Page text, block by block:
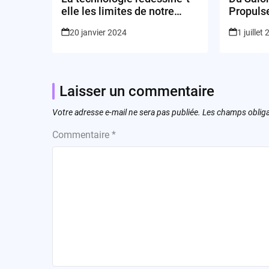
elle les limites de notre
20 janvier 2024 1 juillet
Laisser un commentaire
Votre adresse e-mail ne sera pas publiée. Les champs
Commentaire *